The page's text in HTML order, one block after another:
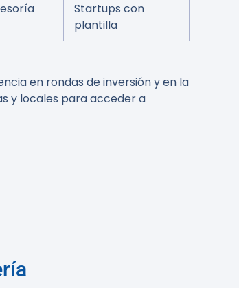
Startups con
plantilla
en rondas de inversión y en la
y locales para acceder a